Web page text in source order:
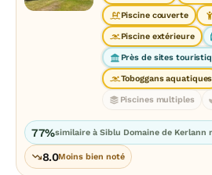
Piscine couverte
Piscine extérieure
Près de sites
Toboggans aquatiques
Piscines multiples
77%similaire à Siblu Domaine de Kerlann
8.0Moins bien noté